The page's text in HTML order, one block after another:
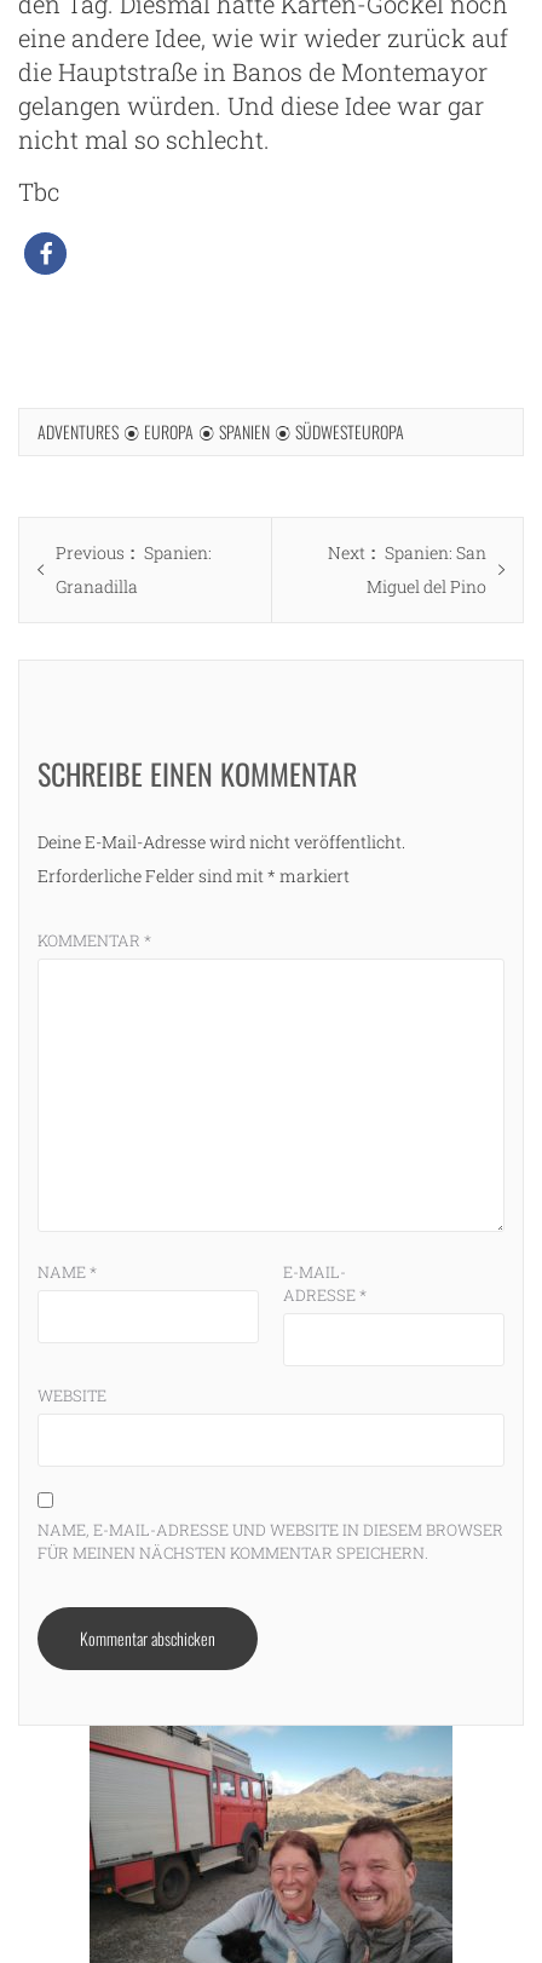
eine andere Idee, wie wir wieder zurück auf
die Hauptstraße in Banos de Montemayor
gelangen würden. Und diese Idee war gar
nicht mal so schlecht.
Tbc
ADVENTURES EUROPA SPANIEN SÜDWESTEUROPA
Beitragsnavigation
Previous
Previous
Spanien:
Granadilla
Next
Next
post:
Spanien: San
Miguel del Pino
SCHREIBE EINEN KOMMENTAR
Deine E-Mail-Adresse wird nicht veröffentlicht.
Erforderliche Felder sind mit * markiert
KOMMENTAR *
NAME*
E-MAIL-
ADRESSE*
WEBSITE
NAME, E-MAIL-ADRESSE UND WEBSITE IN DIESEM BROWSER
FÜR MEINEN NÄCHSTEN KOMMENTAR SPEICHERN.